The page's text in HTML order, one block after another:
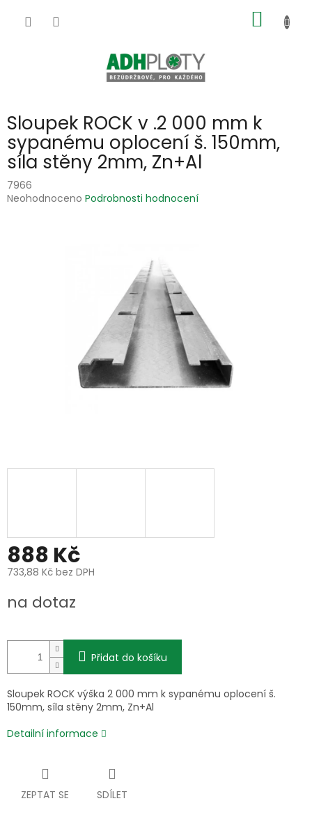
KOŠÍK
Sloupek ROCK v .2 000 mm k
sypanému oplocení š. 150mm,
síla stěny 2mm, Zn+Al
7966
Průměrné
Neohodnoceno Podrobnosti hodnocení
888 Kč
733,88 Kč bez DPH
cena:
na dotaz
Přidat do košíku
Sloupek ROCK výška 2 000 mm k sypanému oplocení š.
150mm, síla stěny 2mm, Zn+Al
Detailní informace
ZEPTAT SE SDÍLET